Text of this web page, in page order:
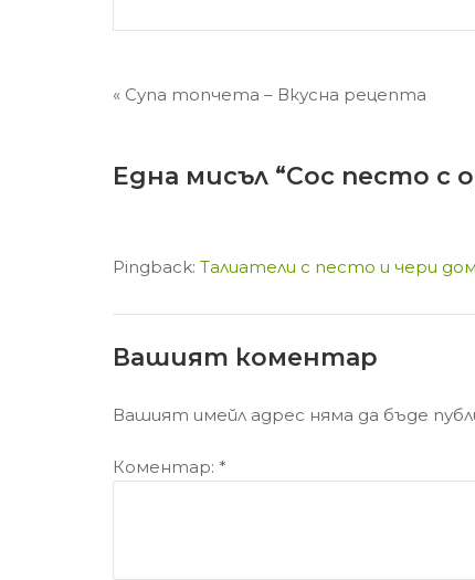
Навигация
« Супа топчета – Вкусна рецепта
Една мисъл “Сос песто с
Pingback: Талиатели с песто и чери
Вашият коментар
Вашият имейл адрес няма да бъде
Коментар: *